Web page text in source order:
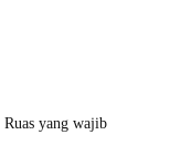
Ruas yang wajib